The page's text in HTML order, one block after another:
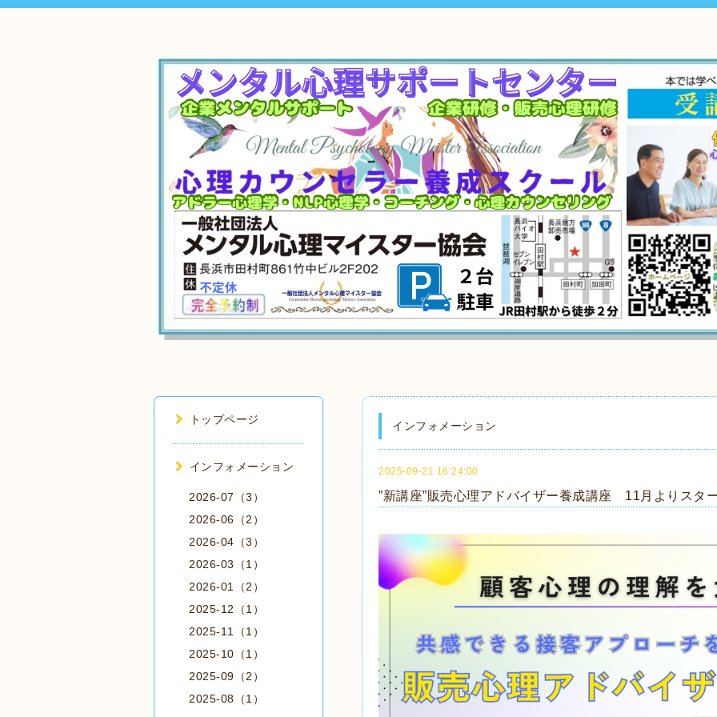
インフォメーション
2025-09-21 16:24:00
”新講座”販売心理アドバイザー養成講座 11月よりスタ
トップページ
インフォメーション
2026-07（3）
2026-06（2）
2026-04（3）
2026-03（1）
2026-01（2）
2025-12（1）
2025-11（1）
2025-10（1）
2025-09（2）
2025-08（1）